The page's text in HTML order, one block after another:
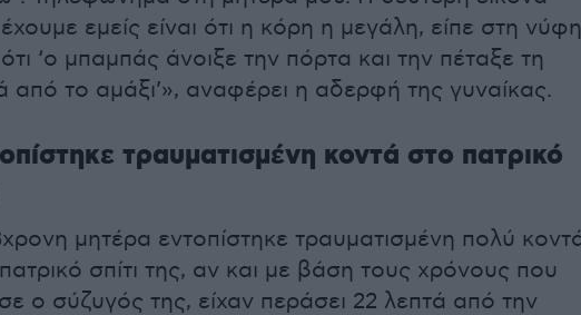
εμείς είναι ότι η κόρη η μεγάλη, είπε στη νύφη
‘ο μπαμπάς άνοιξε την πόρτα και την πέταξε τη
από το αμάξι’», αναφέρει η αδερφή της γυναίκας.
τραυματισμένη κοντά στο πατρικό
μητέρα εντοπίστηκε τραυματισμένη πολύ
σπίτι της, αν και με βάση τους χρόνους που
ο σύζυγός της, είχαν περάσει 22 λεπτά από την